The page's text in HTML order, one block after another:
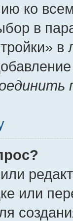
ко
в
или